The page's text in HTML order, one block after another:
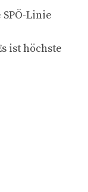
Linie
ist höchste